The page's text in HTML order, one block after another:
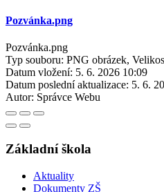
Pozvánka.png
Pozvánka.png
Typ souboru: PNG obrázek,
Datum vložení: 5. 6. 2026 10:09
Datum poslední aktualizace: 5. 6.
Autor: Správce Webu
Základní škola
Aktuality
Dokumenty ZŠ